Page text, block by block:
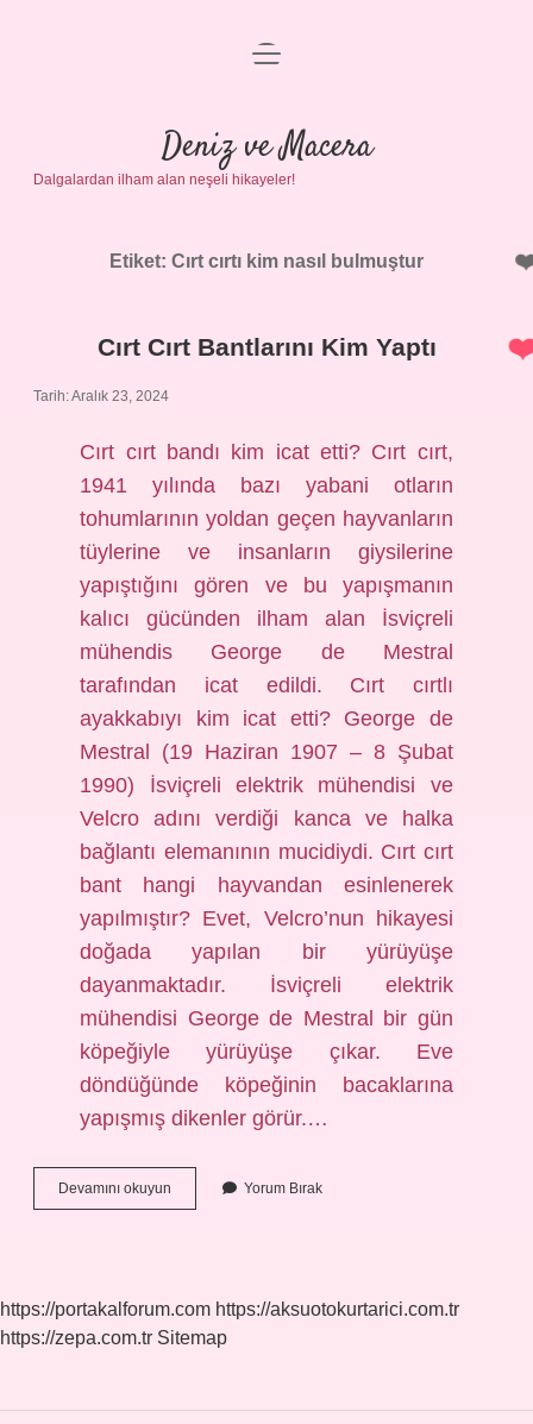
Anasayfa
Gizlilik Politikası
Yasal Uyarı
menüyü
Deniz ve Macera
Dalgalardan ilham alan neşeli hikayeler!
Etiket: Cırt cırtı kim nasıl bulmuştur
Cırt Cırt Bantlarını Kim Yaptı
Tarih: Aralık 23, 2024
Cırt cırt bandı kim icat etti? Cırt cırt,
1941 yılında bazı yabani otların
tohumlarının yoldan geçen hayvanların
tüylerine ve insanların giysilerine
yapıştığını gören ve bu yapışmanın
kalıcı gücünden ilham alan İsviçreli
mühendis George de Mestral
tarafından icat edildi. Cırt cırtlı
ayakkabıyı kim icat etti? George de
Mestral (19 Haziran 1907 – 8 Şubat
1990) İsviçreli elektrik mühendisi ve
Velcro adını verdiği kanca ve halka
bağlantı elemanının mucidiydi. Cırt cırt
bant hangi hayvandan esinlenerek
yapılmıştır? Evet, Velcro’nun hikayesi
doğada yapılan bir yürüyüşe
dayanmaktadır. İsviçreli elektrik
mühendisi George de Mestral bir gün
köpeğiyle yürüyüşe çıkar. Eve
döndüğünde köpeğinin bacaklarına
yapışmış dikenler görür.…
Devamını okuyun
Cırt
Yorum Bırak
https://portakalforum.com https://aksuotokurtarici.com.tr
https://zepa.com.tr Sitemap